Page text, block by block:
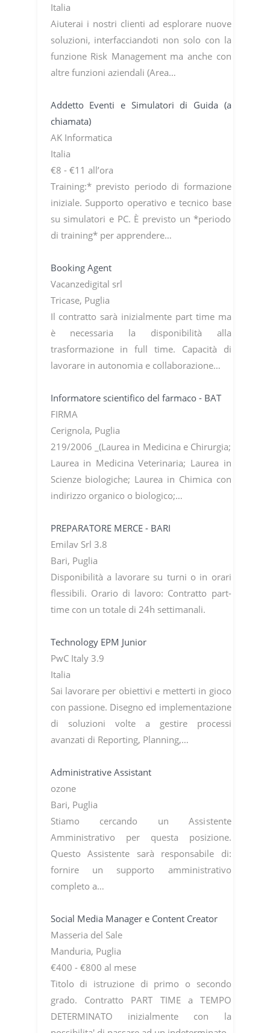
Italia
Aiuterai i nostri clienti ad esplorare nuove
soluzioni, interfacciandoti non solo con la
funzione Risk Management ma anche con
altre funzioni aziendali (Area…
Addetto Eventi e Simulatori di Guida (a
chiamata)
AK Informatica
Italia
€8 - €11 all’ora
Training:* previsto periodo di formazione
iniziale. Supporto operativo e tecnico base
su simulatori e PC. È previsto un *periodo
di training* per apprendere…
Booking Agent
Vacanzedigital srl
Tricase, Puglia
Il contratto sarà inizialmente part time ma
è necessaria la disponibilità alla
trasformazione in full time. Capacità di
lavorare in autonomia e collaborazione…
Informatore scientifico del farmaco - BAT
FIRMA
Cerignola, Puglia
219/2006 _(Laurea in Medicina e Chirurgia;
Laurea in Medicina Veterinaria; Laurea in
Scienze biologiche; Laurea in Chimica con
indirizzo organico o biologico;…
PREPARATORE MERCE - BARI
Emilav Srl 3.8
Bari, Puglia
Disponibilità a lavorare su turni o in orari
flessibili. Orario di lavoro: Contratto part-
time con un totale di 24h settimanali.
Technology EPM Junior
PwC Italy 3.9
Italia
Sai lavorare per obiettivi e metterti in gioco
con passione. Disegno ed implementazione
di soluzioni volte a gestire processi
avanzati di Reporting, Planning,…
Administrative Assistant
ozone
Bari, Puglia
Stiamo cercando un Assistente
Amministrativo per questa posizione.
Questo Assistente sarà responsabile di:
fornire un supporto amministrativo
completo a…
Social Media Manager e Content Creator
Masseria del Sale
Manduria, Puglia
€400 - €800 al mese
Titolo di istruzione di primo o secondo
grado. Contratto PART TIME a TEMPO
DETERMINATO inizialmente con la